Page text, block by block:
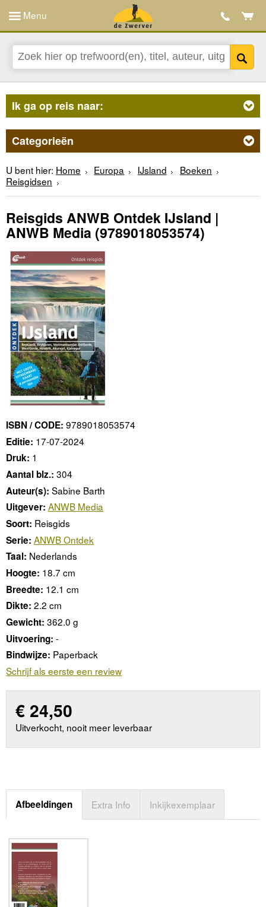
Menu
Ik ga op reis naar:
Categorieën
U bent hier: Home Europa IJsland
Boeken
Reisgidsen
Reisgids ANWB Ontdek IJsland |
ANWB Media (9789018053574)
ISBN / CODE: 9789018053574
Editie: 17-07-2024
Druk: 1
Aantal blz.: 304
Auteur(s): Sabine Barth
Uitgever: ANWB Media
Soort: Reisgids
Serie: ANWB Ontdek
Taal: Nederlands
Hoogte: 18.7 cm
Breedte: 12.1 cm
Dikte: 2.2 cm
Gewicht: 362.0 g
Uitvoering: -
Bindwijze: Paperback
Schrijf als eerste een review
€ 24,50
Uitverkocht, nooit meer leverbaar
Afbeeldingen Extra Info Inkijkexemplaar